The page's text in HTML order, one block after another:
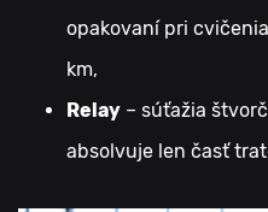
opakovaní pri
km,
Relay – súťažia
absolvuje len časť